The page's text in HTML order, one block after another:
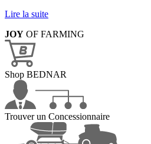
Lire la suite
JOY OF FARMING
Shop BEDNAR
Trouver un Concessionnaire